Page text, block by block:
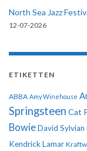
North Sea Jazz
12-07-2026
ETIKETTEN
ABBA Amy Winehouse
Springsteen Cat
BowieDavid Sylvian
Kendrick Lamar